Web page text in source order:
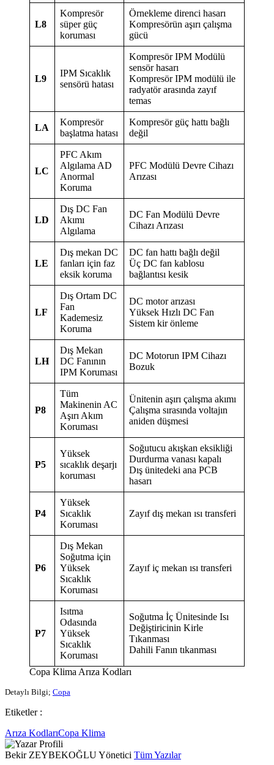
L8
Kompresör
süper güç
koruması
Örnekleme direnci hasarı
Kompresörün aşırı çalışma
gücü
L9
IPM Sıcaklık
sensörü hatası
Kompresör IPM Modülü
sensör hasarı
Kompresör IPM modülü ile
radyatör arasında zayıf
temas
LA
Kompresör
başlatma hatası
Kompresör güç hattı bağlı
değil
LC
PFC Akım
Algılama AD
Anormal
Koruma
PFC Modülü Devre Cihazı
Arızası
LD
Dış DC Fan
Akımı
Algılama
DC Fan Modülü Devre
Cihazı Arızası
LE
Dış mekan DC
fanları için faz
eksik koruma
DC fan hattı bağlı değil
Üç DC fan kablosu
bağlantısı kesik
LF
Dış Ortam DC
Fan
Kademesiz
Koruma
DC motor arızası
Yüksek Hızlı DC Fan
Sistem kir önleme
LH
Dış Mekan
DC Fanının
IPM Koruması
DC Motorun IPM Cihazı
Bozuk
P8
Tüm
Makinenin AC
Aşırı Akım
Koruması
Ünitenin aşırı çalışma akımı
Çalışma sırasında voltajın
aniden düşmesi
P5
Yüksek
sıcaklık deşarjı
koruması
Soğutucu akışkan eksikliği
Durdurma vanası kapalı
Dış ünitedeki ana PCB
hasarı
P4
Yüksek
Sıcaklık
Koruması
Zayıf dış mekan ısı transferi
P6
Dış Mekan
Soğutma için
Yüksek
Sıcaklık
Koruması
Zayıf iç mekan ısı transferi
P7
Isıtma
Odasında
Yüksek
Sıcaklık
Koruması
Soğutma İç Ünitesinde Isı
Değiştiricinin Kirle
Tıkanması
Dahili Fanın tıkanması
Copa Klima Arıza Kodları
Detaylı Bilgi; Copa
Etiketler :
Arıza KodlarıCopa Klima
Bekir ZEYBEKOĞLUYönetici Tüm Yazılar